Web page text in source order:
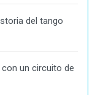
del tango
un circuito de